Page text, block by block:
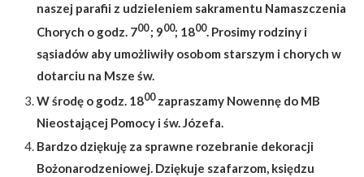
naszej parafii z udzieleniem sakramentu Namaszczenia
Chorych o godz. 700; 900; 1800. Prosimy rodziny i
sąsiadów aby umożliwiły osobom starszym i chorych w
dotarciu na Msze św.
W środę o godz. 1800zapraszamy Nowennę do MB
Nieostającej Pomocy i św. Józefa.
Bardzo dziękuję za sprawne rozebranie dekoracji
Bożonarodzeniowej. Dziękuje szafarzom, księdzu